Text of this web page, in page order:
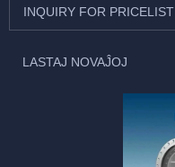
INQUIRY FOR PRICELIST
LASTAJ NOVAĴOJ